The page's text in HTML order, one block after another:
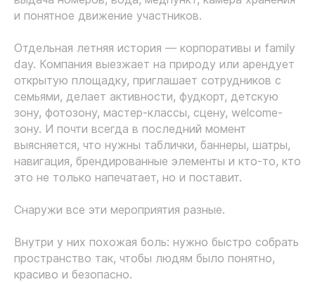
и понятное движение участников.
Отдельная летняя история — корпоративы и family
day. Компания выезжает на природу или арендует
открытую площадку, приглашает сотрудников с
семьями, делает активности, фудкорт, детскую
зону, фотозону, мастер-классы, сцену, welcome-
зону. И почти всегда в последний момент
выясняется, что нужны таблички, баннеры, шатры,
навигация, брендированные элементы и кто-то, кто
это не только напечатает, но и поставит.
Снаружи все эти мероприятия разные.
Внутри у них похожая боль: нужно быстро собрать
пространство так, чтобы людям было понятно,
красиво и безопасно.